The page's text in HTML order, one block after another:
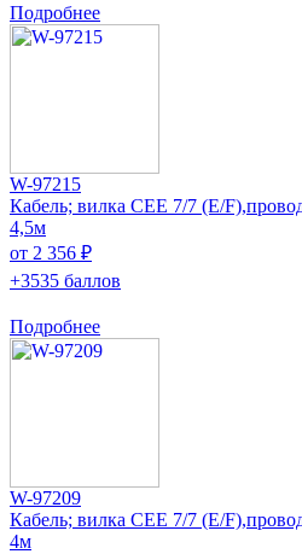
Подробнее
W-97215
Кабель; вилка CEE 7/7 (E/
4,5м
от 2 356 ₽
+3535 баллов
Подробнее
W-97209
Кабель; вилка CEE 7/7 (E/
4м